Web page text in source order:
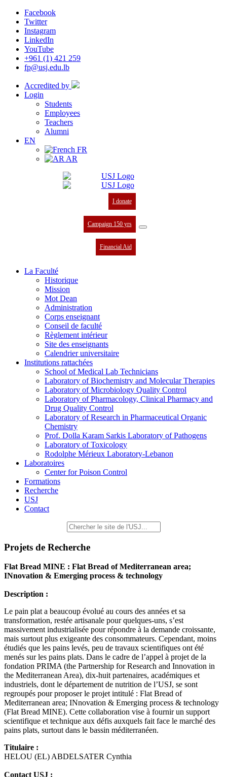
Facebook
Twitter
Instagram
LinkedIn
YouTube
+961 (1) 421 259
fp@usj.edu.lb
Accredited by
Login
Students
Employees
Teachers
Alumni
EN
FR
AR
I donate
Campaign 150 yrs
Financial Aid
La Faculté
Historique
Mission
Mot Dean
Administration
Corps enseignant
Conseil de faculté
Règlement intérieur
Site des enseignants
Calendrier universitaire
Institutions rattachées
School of Medical Lab Technicians
Laboratory of Biochemistry and Molecular Therapies
Laboratory of Microbiology Quality Control
Laboratory of Pharmacology, Clinical Pharmacy and
Drug Quality Control
Laboratory of Research in Pharmaceutical Organic
Chemistry
Prof. Dolla Karam Sarkis Laboratory of Pathogens
Laboratory of Toxicology
Rodolphe Mérieux Laboratory-Lebanon
Laboratoires
Center for Poison Control
Formations
Recherche
USJ
Contact
Projets de Recherche
Flat Bread MINE : Flat Bread of Mediterranean area;
INnovation & Emerging process & technology
Description :
Le pain plat a beaucoup évolué au cours des années et sa
transformation, restée artisanale pour quelques-uns, s’est
massivement industrialisée pour répondre à la demande croissante,
mais surtout plus exigeante des consommateurs. Cependant, moins
étudiés que les pains levés, peu de travaux scientifiques ont été
menés sur les pains plats. Dans le cadre de l’appel à projet de la
fondation PRIMA (the Partnership for Research and Innovation in
the Mediterranean Area), dix-huit partenaires, académiques et
industriels, dont le département de nutrition de l’USJ, se sont
regroupés pour proposer le projet intitulé : Flat Bread of
Mediterranean area; INnovation & Emerging process & technology
(Flat Bread MINE). Cette collaboration vise à fournir un support
scientifique et technique aux défis auxquels fait face le marché des
pains plats, surtout dans le bassin méditerranéen.
Titulaire :
HELOU (EL) ABDELSATER Cynthia
Contact USJ :